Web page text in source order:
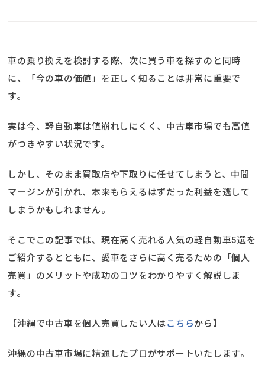
車の乗り換えを検討する際、次に買う車を探すのと同時
に、「今の車の価値」を正しく知ることは非常に重要で
す。
実は今、軽自動車は値崩れしにくく、中古車市場でも高値
がつきやすい状況です。
しかし、そのまま買取店や下取りに任せてしまうと、中間
マージンが引かれ、本来もらえるはずだった利益を逃して
しまうかもしれません。
そこでこの記事では、現在高く売れる人気の軽自動車5選を
ご紹介するとともに、愛車をさらに高く売るための「個人
売買」のメリットや成功のコツをわかりやすく解説しま
す。
【沖縄で中古車を個人売買したい人はこちらから】
沖縄の中古車市場に精通したプロがサポートいたします。